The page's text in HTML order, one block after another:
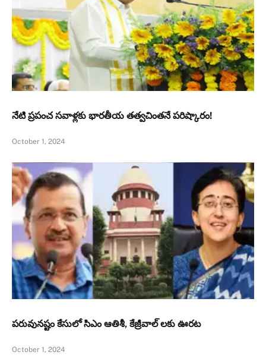
నేటి ప్రపంచ సవాళ్లకు భారతీయ తత్వచింతనే పరిష్కారం!
October 1, 2024
పరువునష్టం కేసులో సిఎం ఆతిశీ, కేజ్రీవాల్ లకు ఊరట
October 1, 2024